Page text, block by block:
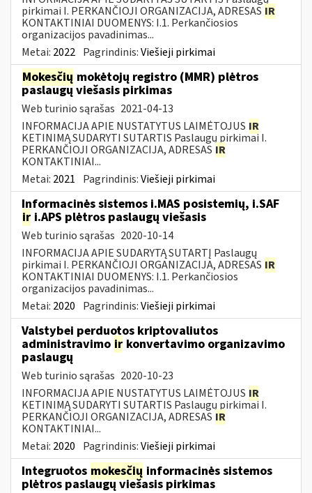
pirkimai I. PERKANČIOJI ORGANIZACIJA, ADRESAS IR
KONTAKTINIAI DUOMENYS: I.1. Perkančiosios
organizacijos pavadinimas...
Metai: 2022 Pagrindinis:Viešieji pirkimai
Mokesčių mokėtojų registro (MMR) plėtros
paslaugų viešasis pirkimas
Web turinio sąrašas 2021-04-13
INFORMACIJA APIE NUSTATYTUS LAIMĖTOJUS IR
KETINIMĄ SUDARYTI SUTARTIS Paslaugų pirkimai I.
PERKANČIOJI ORGANIZACIJA, ADRESAS IR
KONTAKTINIAI...
Metai: 2021 Pagrindinis:Viešieji pirkimai
Informacinės sistemos i.MAS posistemių, i.SAF
ir i.APS plėtros paslaugų viešasis
Web turinio sąrašas 2020-10-14
INFORMACIJA APIE SUDARYTĄ SUTARTĮ Paslaugų
pirkimai I. PERKANČIOJI ORGANIZACIJA, ADRESAS IR
KONTAKTINIAI DUOMENYS: I.1. Perkančiosios
organizacijos pavadinimas...
Metai: 2020 Pagrindinis:Viešieji pirkimai
Valstybei perduotos kriptovaliutos
administravimo ir konvertavimo organizavimo
paslaugų
Web turinio sąrašas 2020-10-23
INFORMACIJA APIE NUSTATYTUS LAIMĖTOJUS IR
KETINIMĄ SUDARYTI SUTARTIS Paslaugų pirkimai I.
PERKANČIOJI ORGANIZACIJA, ADRESAS IR
KONTAKTINIAI...
Metai: 2020 Pagrindinis:Viešieji pirkimai
Integruotos mokesčių informacinės sistemos
plėtros paslaugų viešasis pirkimas